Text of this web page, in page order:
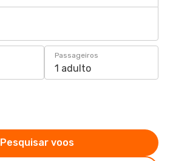
Passageiros
1 adulto
Pesquisar voos